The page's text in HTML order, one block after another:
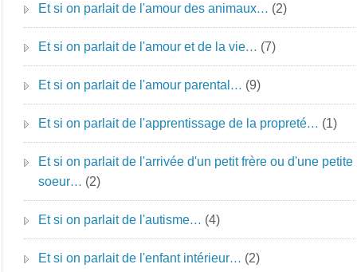
Et si on parlait de l'amour des animaux… (2)
Et si on parlait de l'amour et de la vie… (7)
Et si on parlait de l'amour parental… (9)
Et si on parlait de l'apprentissage de la propreté… (1)
Et si on parlait de l'arrivée d'un petit frère ou d'une petite
soeur… (2)
Et si on parlait de l'autisme… (4)
Et si on parlait de l'enfant intérieur… (2)